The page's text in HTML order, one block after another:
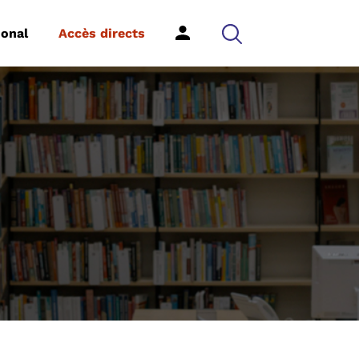
Accès directs